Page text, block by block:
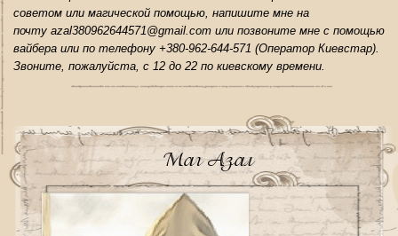
советом или магической помощью, напишите мне на
почту azal380962644571@gmail.com или позвоните мне с помощью
вайбера или по телефону +380-962-644-571 (Оператор Киевстар).
Звоните, пожалуйста, с 12 до 22 по киевскому времени.
Маг Азал